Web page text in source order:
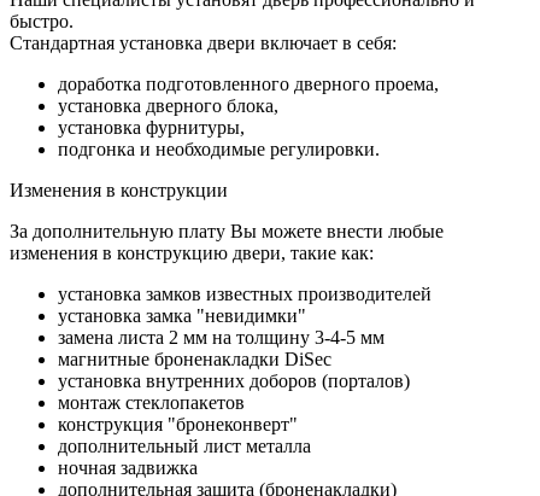
быстро.
Стандартная установка двери включает в себя:
доработка подготовленного дверного проема,
установка дверного блока,
установка фурнитуры,
подгонка и необходимые регулировки.
Изменения в конструкции
За дополнительную плату Вы можете внести любые
изменения в конструкцию двери, такие как:
установка замков известных производителей
установка замка "невидимки"
замена листа 2 мм на толщину 3-4-5 мм
магнитные броненакладки DiSec
установка внутренних доборов (порталов)
монтаж стеклопакетов
конструкция "бронеконверт"
дополнительный лист металла
ночная задвижка
дополнительная защита (броненакладки)